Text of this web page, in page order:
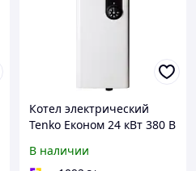
Котел электрический
Tenko Економ 24 кВт 380 В
В наличии